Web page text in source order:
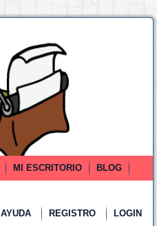
MI ESCRITORIO
BLOG
AYUDA REGISTRO LOGIN